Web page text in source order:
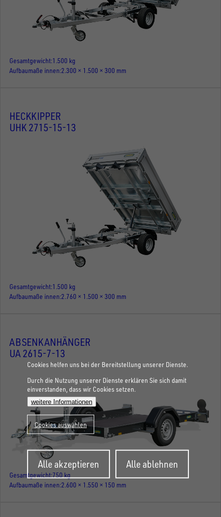
Gesamtgewicht 1.500 kg
Aufbaumaße innen 2.300 × 1.500 × 300 mm
HECKKIPPER
UHK 2715-15-13
Gesamtgewicht 1.500 kg
Aufbaumaße innen 2.760 × 1.500 × 300 mm
ABSENKANHÄNGER
UA 2615-7-13
Gesamtgewicht 750 kg
Aufbaumaße innen 2.600 × 1.550 × 150 mm
Cookies helfen uns bei der Bereitstellung unserer Dienste.
Durch die Nutzung unserer Dienste erklären Sie sich damit
einverstanden, dass wir Cookies setzen.
weitere Informationen
Cookies auswählen
Alle akzeptieren
zurückziehen
Alle ablehnen